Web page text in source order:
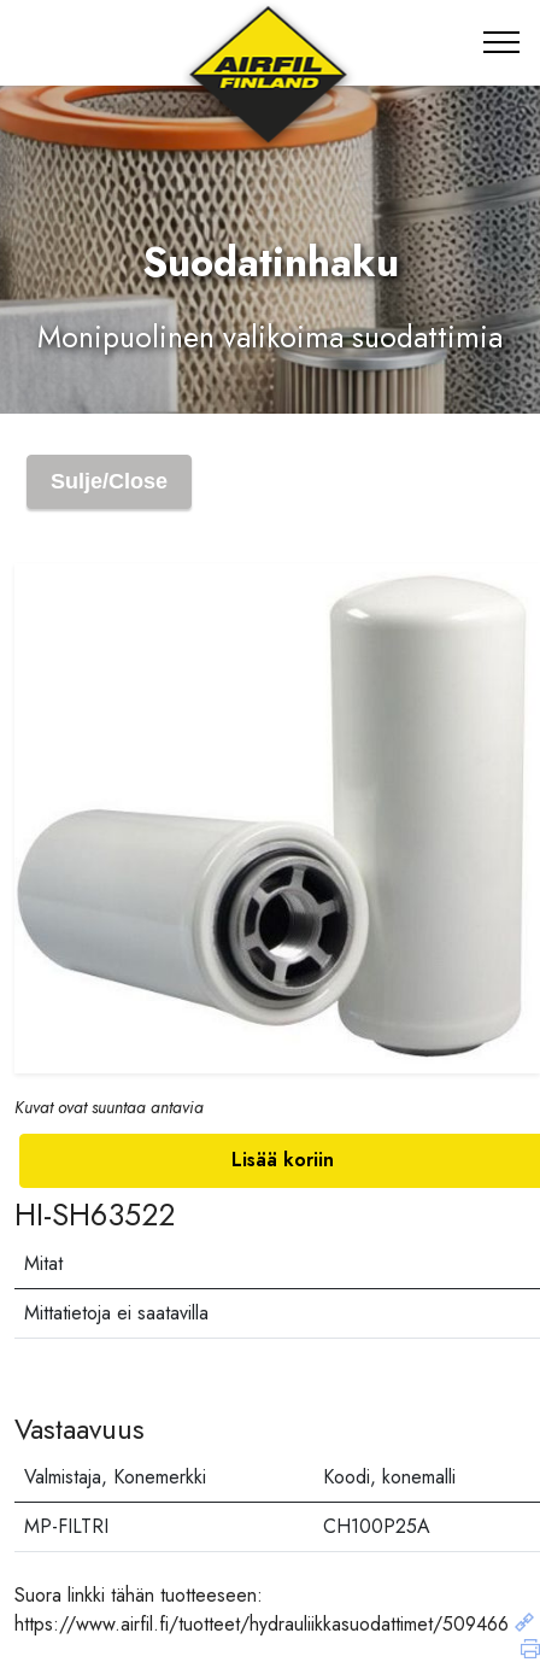
Suodatinhaku
Monipuolinen valikoima suodattimia
Sulje/Close
Kuvat ovat suuntaa antavia
Lisää koriin
HI-SH63522
Mitat
Mittatietoja ei saatavilla
Vastaavuus
Valmistaja, Konemerkki
Koodi, konemalli
MP-FILTRI
CH100P25A
Suora linkki tähän tuotteeseen:
https://www.airfil.fi/tuotteet/hydrauliikkasuodattimet/509466